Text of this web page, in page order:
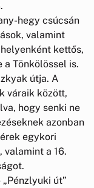
hegy csúcsán
valamint
kettős,
a Tönkölössel is.
útja. A
váraik között,
hogy senki ne
azonban
egykori
valamint a 16.
út”